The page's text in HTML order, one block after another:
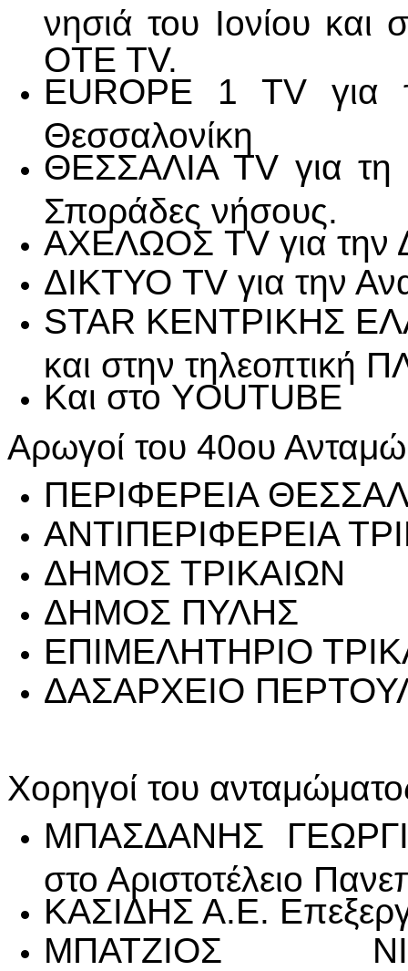
νησιά του Ιονίου
ΟΤΕ ΤV.
EUROPE 1 TV για
Θεσσαλονίκη
ΘΕΣΣΑΛΙΑ TV για τη
Σποράδες νήσους.
ΑΧΕΛΩΟΣ TV για την
ΔΙΚΤΥΟ TV για την
STAR ΚΕΝΤΡΙΚΗΣ
και στην
Και στο YOUTUBE
Αρωγοί του 40ου
ΠΕΡΙΦΕΡΕΙΑ
ΑΝΤΙΠΕΡΙΦΕΡΕΙΑ
ΔΗΜΟΣ ΤΡΙΚΑΙΩΝ
ΔΗΜΟΣ ΠΥΛΗΣ
ΕΠΙΜΕΛΗΤΗΡΙΟ
ΔΑΣΑΡΧΕΙΟ
Χορηγοί του
ΜΠΑΣΔΑΝΗΣ
στο Αριστοτέλειο
ΚΑΣΙΔΗΣ Α.Ε.
ΜΠΑΤΖΙΟΣ